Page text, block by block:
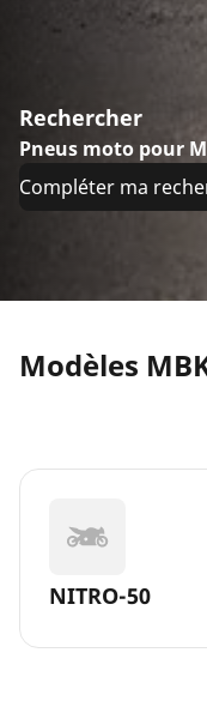
Rechercher
Pneus moto pour
Compléter ma
Modèles
NITRO-50